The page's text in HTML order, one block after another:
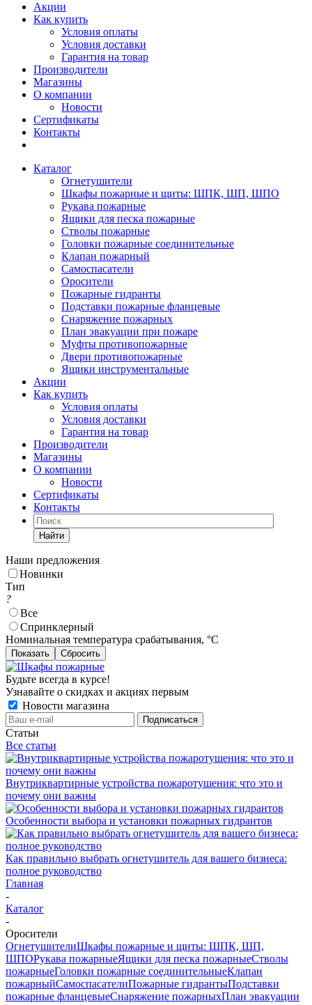
Акции
Как купить
Условия оплаты
Условия доставки
Гарантия на товар
Производители
Магазины
О компании
Новости
Сертификаты
Контакты
Каталог
Огнетушители
Шкафы пожарные и щиты: ШПК, ШП, ШПО
Рукава пожарные
Ящики для песка пожарные
Стволы пожарные
Головки пожарные соединительные
Клапан пожарный
Самоспасатели
Оросители
Пожарные гидранты
Подставки пожарные фланцевые
Снаряжение пожарных
План эвакуации при пожаре
Муфты противопожарные
Двери противопожарные
Ящики инструментальные
Акции
Как купить
Условия оплаты
Условия доставки
Гарантия на товар
Производители
Магазины
О компании
Новости
Сертификаты
Контакты
Найти
Наши предложения
Новинки
Тип
?
Все
Cпринклерный
Номинальная температура срабатывания, °С
Сбросить
Будьте всегда в курсе!
Узнавайте о скидках и акциях первым
Новости магазина
Статьи
Все статьи
Внутриквартирные устройства пожаротушения: что это и
почему они важны
Особенности выбора и установки пожарных гидрантов
Как правильно выбрать огнетушитель для вашего бизнеса:
полное руководство
Главная
-
Каталог
-
Оросители
ОгнетушителиШкафы пожарные и щиты: ШПК, ШП,
ШПОРукава пожарныеЯщики для песка пожарныеСтволы
пожарныеГоловки пожарные соединительныеКлапан
пожарныйСамоспасателиПожарные гидрантыПодставки
пожарные фланцевыеСнаряжение пожарныхПлан эвакуации